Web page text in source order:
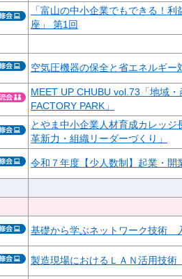
「富山の中小企業でもできる！
座」 第1回
空気圧機器の保全と省エネルギー
MEET UP CHUBU vol.73「地域
FACTORY PARK」
とやま中小企業人材育成カレッ
革新力・組織リーダーづくり」
令和７年度【少人数制】起業・開
基礎から学ぶネットワーク技術
製造現場におけるＬＡＮ活用技術